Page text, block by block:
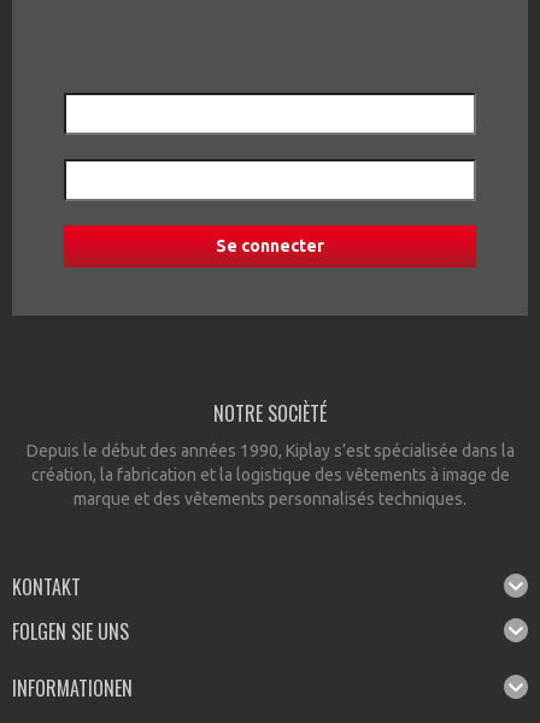
NOTRE SOCIÈTÉ
Depuis le début des années 1990, Kiplay s’est spécialisée dans la
création, la fabrication et la logistique des vêtements à image de
marque et des vêtements personnalisés techniques.
KONTAKT
FOLGEN SIE UNS
INFORMATIONEN